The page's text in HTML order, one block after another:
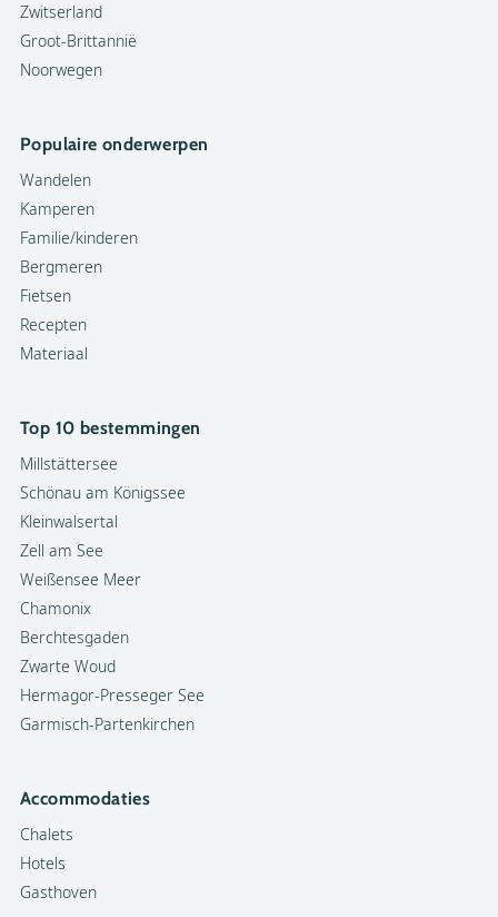
Zwitserland
Groot-Brittannië
Noorwegen
Populaire onderwerpen
Wandelen
Kamperen
Familie/kinderen
Bergmeren
Fietsen
Recepten
Materiaal
Top 10 bestemmingen
Millstättersee
Schönau am Königssee
Kleinwalsertal
Zell am See
Weißensee Meer
Chamonix
Berchtesgaden
Zwarte Woud
Hermagor-Presseger See
Garmisch-Partenkirchen
Accommodaties
Chalets
Hotels
Gasthoven